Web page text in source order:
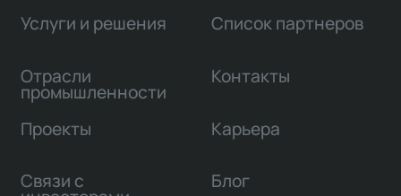
Услуги и решения
Отрасли
промышленности
Проекты
Связи с
Список партнеров
Контакты
Карьера
Блог